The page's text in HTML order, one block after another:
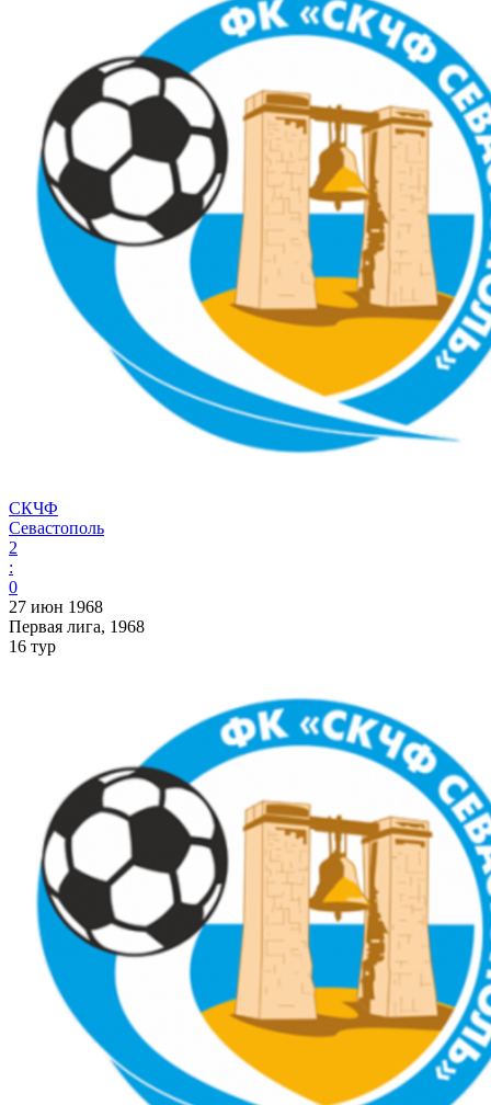
СКЧФ
Севастополь
2
:
0
27 июн 1968
Первая лига, 1968
16 тур